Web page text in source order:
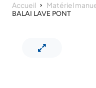
Accueil Matériel
BALAI LAVE PONT